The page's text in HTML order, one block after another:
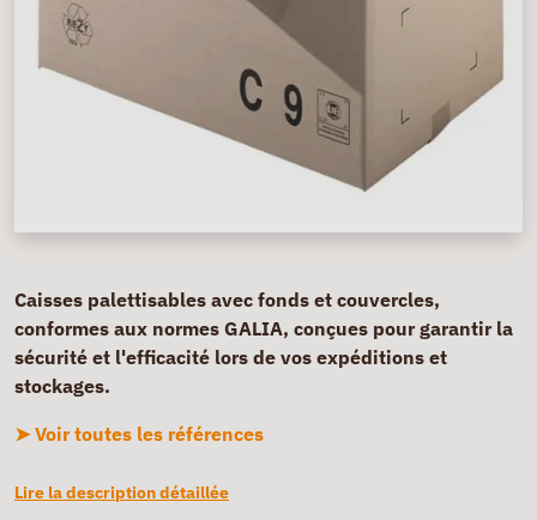
Caisses palettisables avec fonds et couvercles,
conformes aux normes GALIA, conçues pour garantir la
sécurité et l'efficacité lors de vos expéditions et
stockages.
➤ Voir toutes les références
Lire la description détaillée